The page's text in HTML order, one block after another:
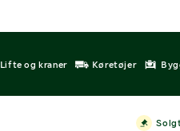
Lifte og kraner Køretøjer